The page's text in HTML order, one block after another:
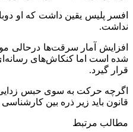
افسر پلیس یقین داشت که او
نداشت.
افزایش آمار سرقت‌ها درحالی
شده است اما کنکاش‌های
قرار گیرد.
اگرچه حرکت به سوی حبس زدایی
قانون باید زیر ذره بین
مطالب مرتبط